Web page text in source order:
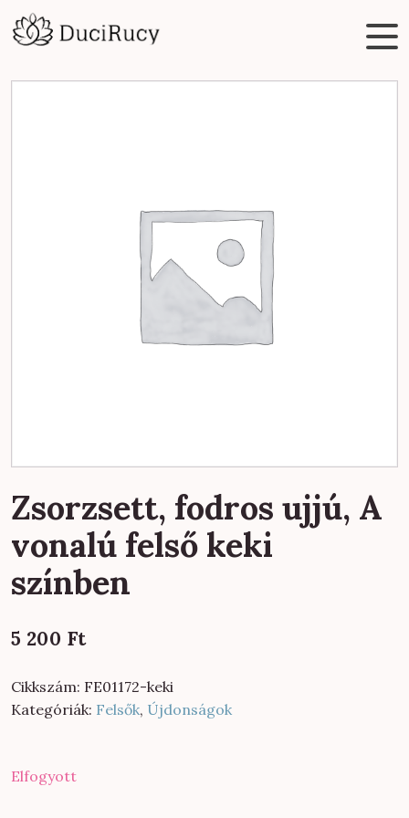
Zsorzsett, fodros ujjú, A
vonalú felső keki
színben
5 200 Ft
Cikkszám: FE01172-keki
Kategóriák: Felsők, Újdonságok
Elfogyott